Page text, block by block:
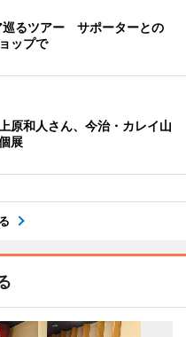
巡るツアー サポーターとの
ップで
原和人さん、今治・カレイ山
展